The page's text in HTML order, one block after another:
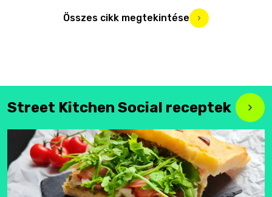
Összes cikk megtekintése
Street Kitchen Social receptek